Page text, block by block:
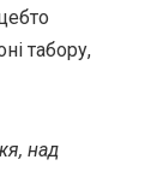
табору,
над